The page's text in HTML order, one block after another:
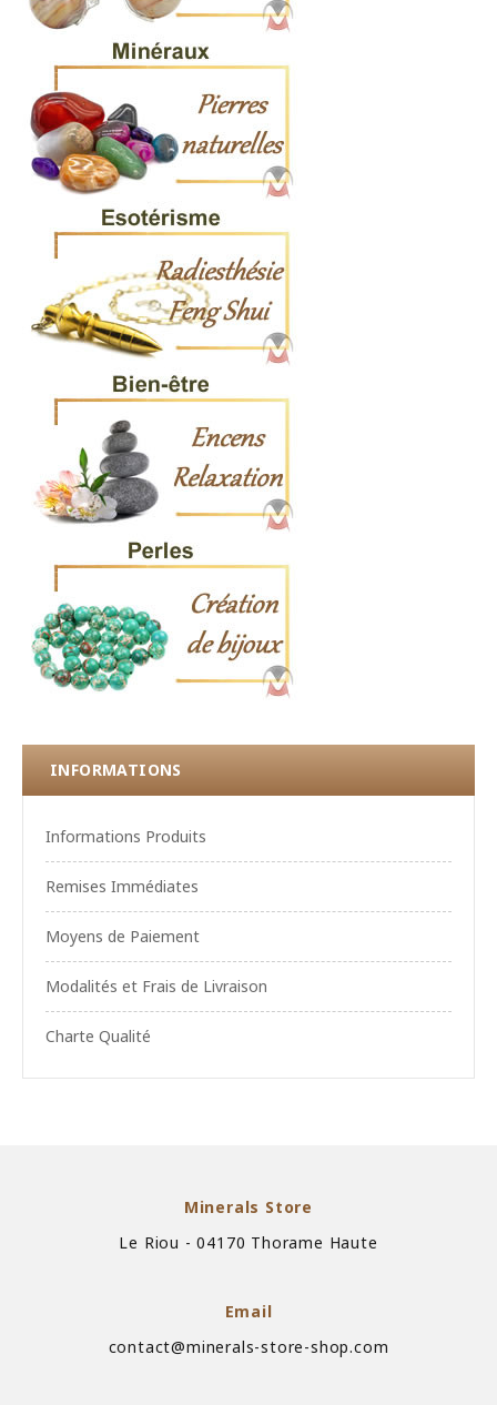
INFORMATIONS
Informations Produits
Remises Immédiates
Moyens de Paiement
Modalités et Frais de Livraison
Charte Qualité
Minerals Store
Le Riou - 04170 Thorame Haute
Email
contact@minerals-store-shop.com